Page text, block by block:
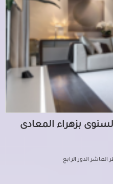
للايجار السنوى بزهراء المعادى
الدور الرابع